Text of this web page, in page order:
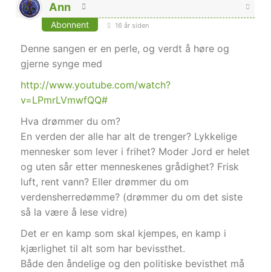
Ann
Abonnent 16 år siden
Denne sangen er en perle, og verdt å høre og
gjerne synge med
http://www.youtube.com/watch?
v=LPmrLVmwfQQ#
Hva drømmer du om?
En verden der alle har alt de trenger? Lykkelige
mennesker som lever i frihet? Moder Jord er helet
og uten sår etter menneskenes grådighet? Frisk
luft, rent vann? Eller drømmer du om
verdensherredømme? (drømmer du om det siste
så la være å lese vidre)
Det er en kamp som skal kjempes, en kamp i
kjærlighet til alt som har bevissthet.
Både den åndelige og den politiske bevisthet må